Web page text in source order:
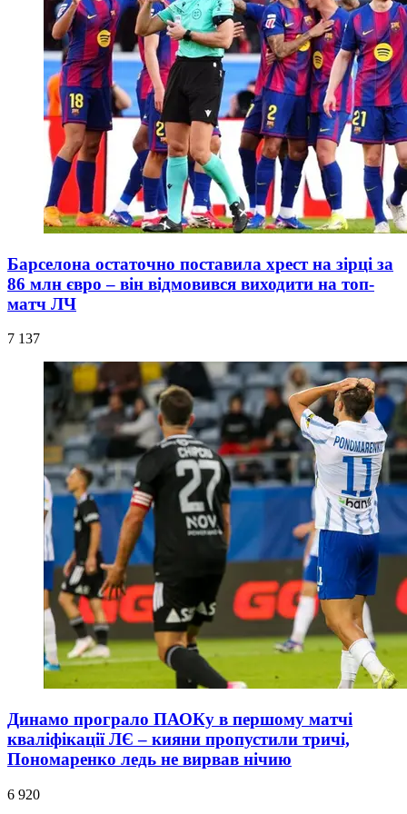
Барселона остаточно поставила хрест на зірці за
86 млн євро – він відмовився виходити на топ-
матч ЛЧ
7 137
Динамо програло ПАОКу в першому матчі
кваліфікації ЛЄ – кияни пропустили тричі,
Пономаренко ледь не вирвав нічию
6 920